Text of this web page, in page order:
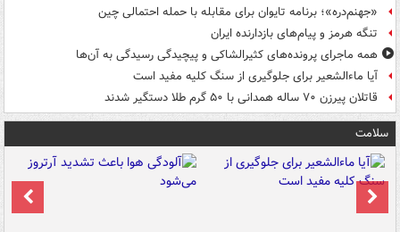
«جهنم‌دره»؛ برنامه تایوان برای مقابله با حمله احتمالی چین
تنگه هرمز و پیام‌های بازدارنده ایران
همه ماجرای پرونده‌های کثیرالشاکی و پیچیدگی رسیدگی به آن‌ها
آیا ماءالشعیر برای جلوگیری از سنگ کلیه مفید است
قاتلان پیرزن ۷۰ ساله همدانی با ۵۰ گرم طلا دستگیر شدند
سلامت